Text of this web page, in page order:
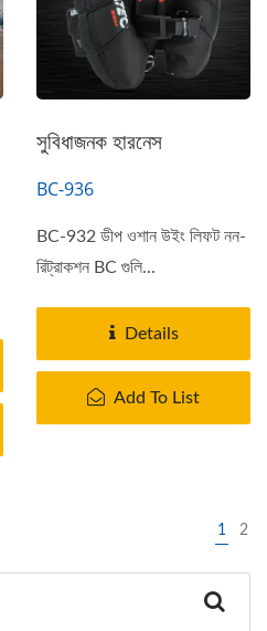
সুবিধাজনক হারনেস
BC-936
BC-932 ডীপ ওশান উইং লিফট নন-
রিট্রাকশন BC গুলি...
Details
Add To List
1 2